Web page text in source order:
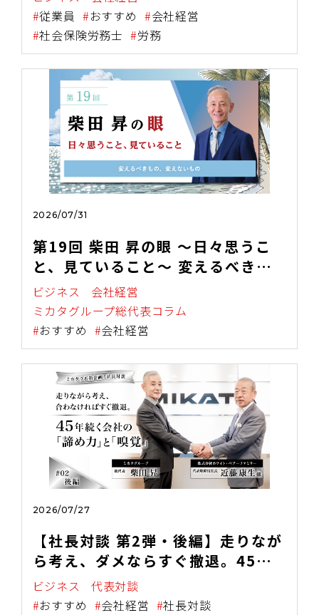
こと～2025年6月施行・職場の熱中
症対策義務化を中小企業向けに解説
～
従業員
おすすめ
会社経営
社会保険労務士
労務
2026/07/31
第19回 柴田 昇の眼 ～日々思うこ
と、見ていること～ 変えるべきも
の、変えないもの
ビジネス
会社経営
ミカタグループ総代表コラム
おすすめ
会社経営
2026/07/27
【社長対談 第2弾・後編】走りなが
ら考え、ダメならすぐ撤退。45年
続く会社の"諦め力"と"嗅覚"
ビジネス
代表対談
おすすめ
会社経営 社長対談